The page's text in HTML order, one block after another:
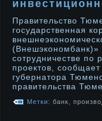
Правительство
государственная
(Внешэкономбанк)»
сотрудничестве по
проектов,
губернатора
правительства
Метки: банк